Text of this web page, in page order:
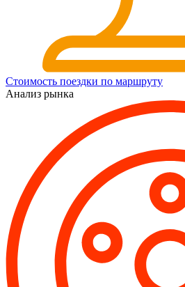
Стоимость поездки по маршруту
Анализ рынка